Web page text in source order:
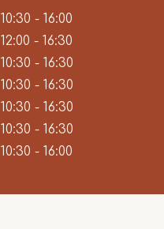
10:30 - 16:00
12:00 - 16:30
10:30 - 16:30
10:30 - 16:30
10:30 - 16:30
10:30 - 16:30
10:30 - 16:00